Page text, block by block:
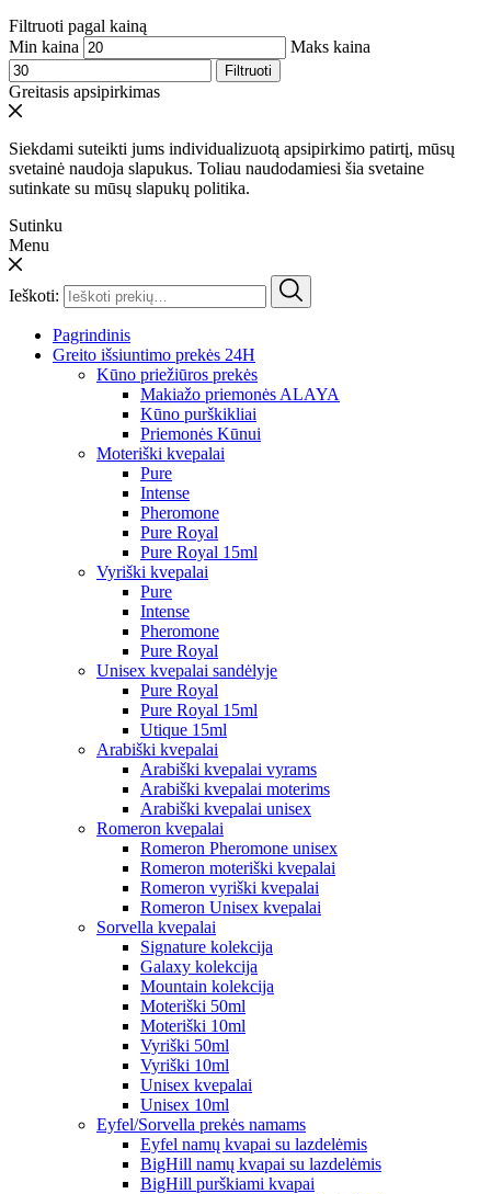
Filtruoti pagal kainą
Min kaina
Maks kaina
Filtruoti
Greitasis apsipirkimas
Siekdami suteikti jums individualizuotą apsipirkimo patirtį, mūsų
svetainė naudoja slapukus. Toliau naudodamiesi šia svetaine
sutinkate su mūsų slapukų politika.
Sutinku
Menu
Ieškoti:
Pagrindinis
Greito išsiuntimo prekės 24H
Kūno priežiūros prekės
Makiažo priemonės ALAYA
Kūno purškikliai
Priemonės Kūnui
Moteriški kvepalai
Pure
Intense
Pheromone
Pure Royal
Pure Royal 15ml
Vyriški kvepalai
Pure
Intense
Pheromone
Pure Royal
Unisex kvepalai sandėlyje
Pure Royal
Pure Royal 15ml
Utique 15ml
Arabiški kvepalai
Arabiški kvepalai vyrams
Arabiški kvepalai moterims
Arabiški kvepalai unisex
Romeron kvepalai
Romeron Pheromone unisex
Romeron moteriški kvepalai
Romeron vyriški kvepalai
Romeron Unisex kvepalai
Sorvella kvepalai
Signature kolekcija
Galaxy kolekcija
Mountain kolekcija
Moteriški 50ml
Moteriški 10ml
Vyriški 50ml
Vyriški 10ml
Unisex kvepalai
Unisex 10ml
Eyfel/Sorvella prekės namams
Eyfel namų kvapai su lazdelėmis
BigHill namų kvapai su lazdelėmis
BigHill purškiami kvapai